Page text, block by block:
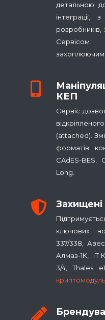
детальною
розробників,
захоплюючим.
КЕП
Сервіс
(attached).
форматів
CAdES-BES,
Long.
Захищені
ключових
337/338,
Алмаз-1К, ІІТ
3/4, Thales